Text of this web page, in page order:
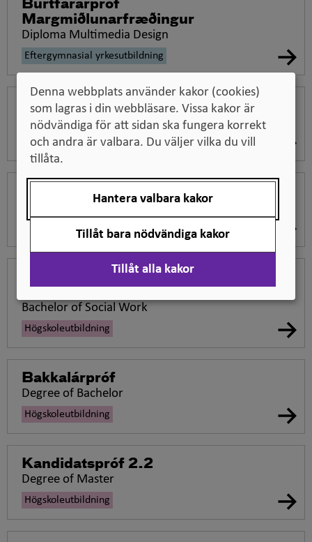
Burtfararpróf
Margmiðlunarfræðingur
Diploma Multimedia Design
Eftergymnasial yrkesutbildning
Meistarabréf
Master Craftsperson Certificate
Eftergymnasial yrkesutbildning
Diplómapróf
Högskoleutbildning
Baccalaureus artium BA-
Bachelor of Social Work
Högskoleutbildning
Bakkalárpróf
Degree of Bachelor
Högskoleutbildning
Kandidatspróf 2.2
Degree of Master
Högskoleutbildning
Denna webbplats använder kakor (cookies)
som lagras i din webbläsare. Vissa kakor är
nödvändiga för att sidan ska fungera korrekt
och andra är valbara. Du väljer vilka du vill
tillåta.
Hantera valbara kakor
Tillåt bara nödvändiga kakor
Tillåt alla kakor